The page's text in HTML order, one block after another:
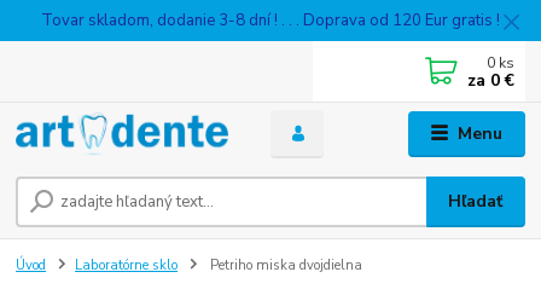
Tovar skladom, dodanie 3-8 dní ! . . . Doprava od 120 Eur gratis !
Menu
Hľadať
0 ks
za 0 €
Úvod Laboratórne sklo Petriho miska dvojdielna